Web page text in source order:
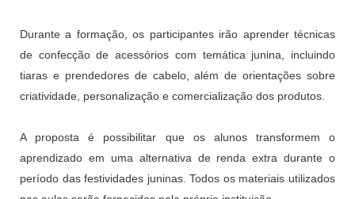
Durante a formação, os participantes irão aprender técnicas
de confecção de acessórios com temática junina, incluindo
tiaras e prendedores de cabelo, além de orientações sobre
criatividade, personalização e comercialização dos produtos.
A proposta é possibilitar que os alunos transformem o
aprendizado em uma alternativa de renda extra durante o
período das festividades juninas. Todos os materiais utilizados